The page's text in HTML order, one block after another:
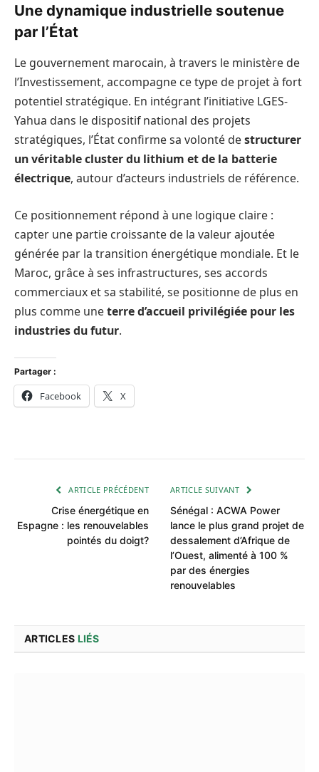
Une dynamique industrielle soutenue
par l’État
Le gouvernement marocain, à travers le ministère de
l’Investissement, accompagne ce type de projet à fort
potentiel stratégique. En intégrant l’initiative LGES-
Yahua dans le dispositif national des projets
stratégiques, l’État confirme sa volonté destructurer
un véritable cluster du lithium et de la batterie
électrique, autour d’acteurs industriels de référence.
Ce positionnement répond à une logique claire :
capter une partie croissante de la valeur ajoutée
générée par la transition énergétique mondiale. Et le
Maroc, grâce à ses infrastructures, ses accords
commerciaux et sa stabilité, se positionne de plus en
plus comme uneterre d’accueil privilégiée pour les
industries du futur.
Partager :
Facebook X
ARTICLE PRÉCÉDENT
Crise énergétique en
Espagne : les renouvelables
pointés du doigt?
ARTICLE SUIVANT
Sénégal : ACWA Power
lance le plus grand projet de
dessalement d’Afrique de
l’Ouest, alimenté à 100 %
par des énergies
renouvelables
ARTICLES LIÉS